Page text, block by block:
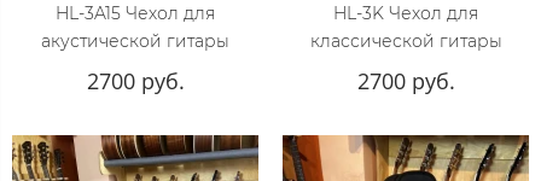
HL-3A15 Чехол для
акустической гитары
2700 руб.
HL-3K Чехол для
классической гитары
2700 руб.